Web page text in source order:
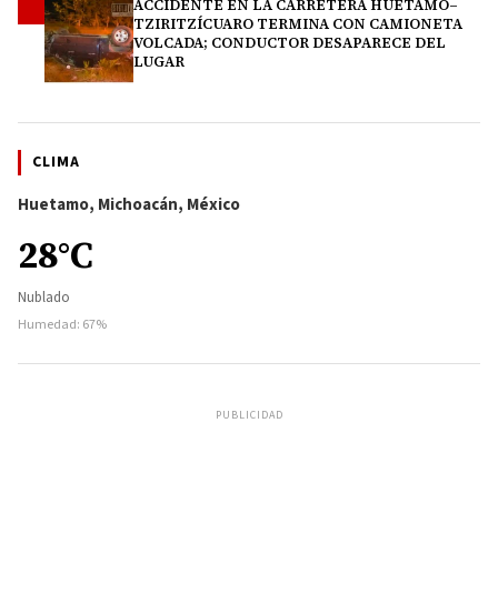
ACCIDENTE EN LA CARRETERA HUETAMO–
TZIRITZÍCUARO TERMINA CON CAMIONETA
VOLCADA; CONDUCTOR DESAPARECE DEL
LUGAR
CLIMA
Huetamo, Michoacán, México
28°C
Nublado
Humedad: 67%
PUBLICIDAD